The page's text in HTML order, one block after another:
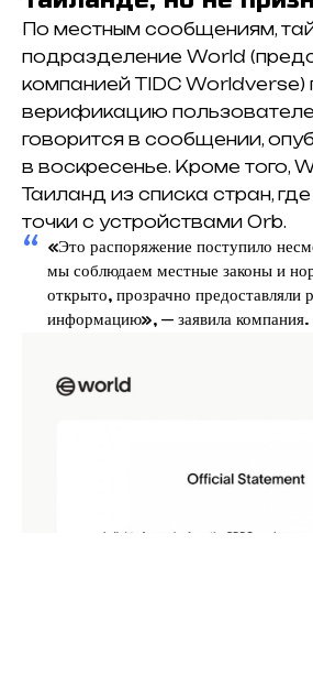
По местным сообщениям,
подразделение World
компанией TIDC Worldverse)
верификацию
говорится в сообщении,
в воскресенье. Кроме того,
Таиланд из списка стран,
точки с устройствами Orb.
«Это распоряжение поступило
мы соблюдаем местные законы и
открыто, прозрачно предоставляли
информацию», — заявила компания.